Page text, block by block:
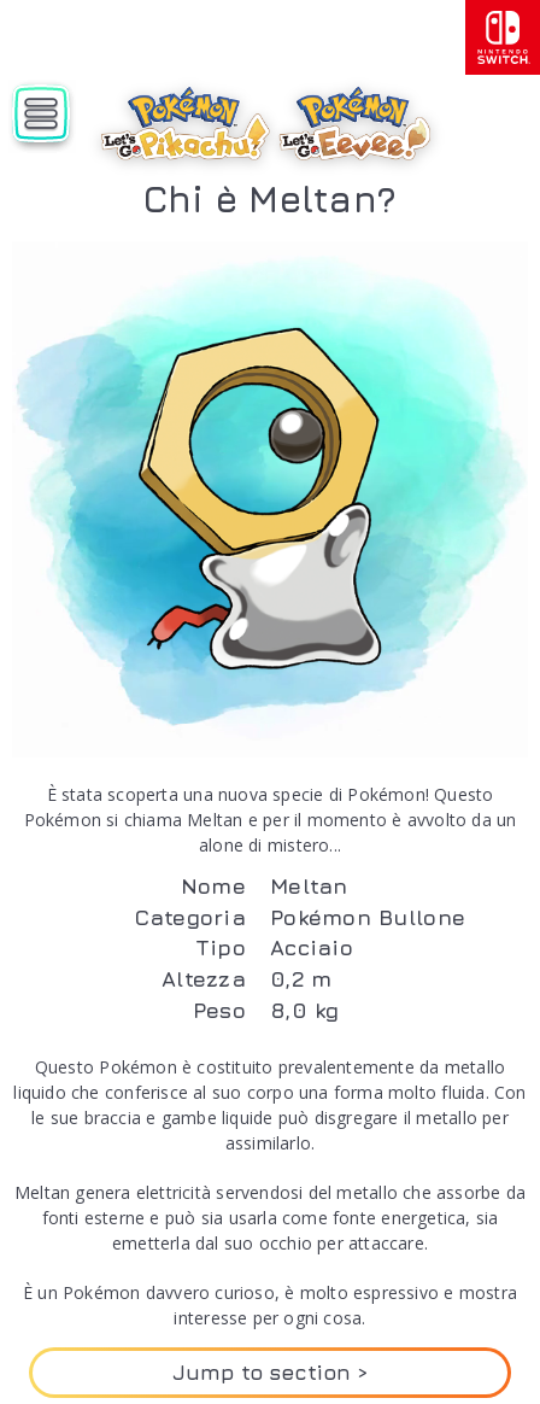
Chi è Meltan?
È stata scoperta una nuova specie di Pokémon! Questo
Pokémon si chiama Meltan e per il momento è avvolto da un
alone di mistero...
Nome
Meltan
Categoria
Pokémon Bullone
Tipo
Acciaio
Altezza
0,2 m
Peso
8,0 kg
Questo Pokémon è costituito prevalentemente da metallo
liquido che conferisce al suo corpo una forma molto fluida. Con
le sue braccia e gambe liquide può disgregare il metallo per
assimilarlo.
Meltan genera elettricità servendosi del metallo che assorbe da
fonti esterne e può sia usarla come fonte energetica, sia
emetterla dal suo occhio per attaccare.
È un Pokémon davvero curioso, è molto espressivo e mostra
interesse per ogni cosa.
Jump to section >